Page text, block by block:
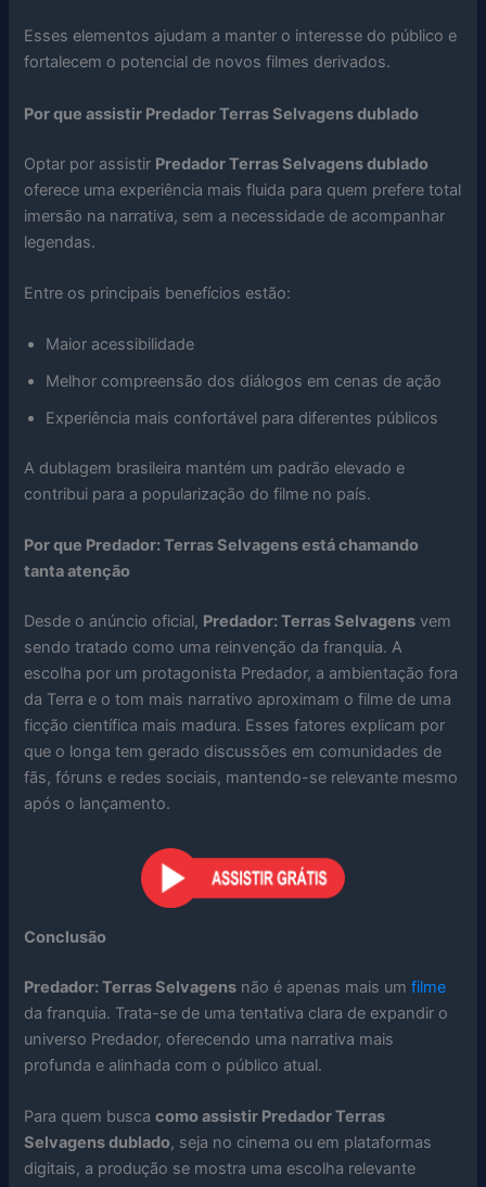
Esses elementos ajudam a manter o interesse do público e
fortalecem o potencial de novos filmes derivados.
Por que assistir Predador Terras Selvagens dublado
Optar por assistir Predador Terras Selvagens dublado
oferece uma experiência mais fluida para quem prefere total
imersão na narrativa, sem a necessidade de acompanhar
legendas.
Entre os principais benefícios estão:
Maior acessibilidade
Melhor compreensão dos diálogos em cenas de ação
Experiência mais confortável para diferentes públicos
A dublagem brasileira mantém um padrão elevado e
contribui para a popularização do filme no país.
Por que Predador: Terras Selvagens está chamando
tanta atenção
Desde o anúncio oficial, Predador: Terras Selvagens vem
sendo tratado como uma reinvenção da franquia. A
escolha por um protagonista Predador, a ambientação fora
da Terra e o tom mais narrativo aproximam o filme de uma
ficção científica mais madura. Esses fatores explicam por
que o longa tem gerado discussões em comunidades de
fãs, fóruns e redes sociais, mantendo-se relevante mesmo
após o lançamento.
Conclusão
Predador: Terras Selvagens não é apenas mais umfilme
da franquia. Trata-se de uma tentativa clara de expandir o
universo Predador, oferecendo uma narrativa mais
profunda e alinhada com o público atual.
Para quem buscacomo assistir Predador Terras
Selvagens dublado, seja no cinema ou em plataformas
digitais, a produção se mostra uma escolha relevante